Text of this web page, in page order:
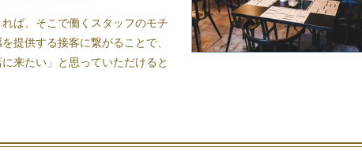
ば、そこで働くスタッフのモチ
提供する接客に繋がることで、
来たい」と思っていただけると